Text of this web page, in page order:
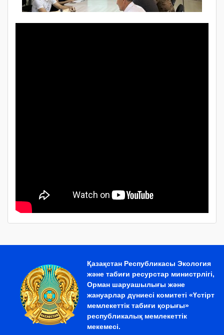
Қазақстан Республикасы Экология
және табиғи ресурстар министрлігі,
Орман шаруашылығы және
жануарлар дүниесі комитеті «Үстірт
мемлекеттік табиғи қорығы»
республикалық мемлекеттік
мекемесі.